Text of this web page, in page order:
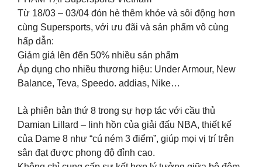
Từ 18/03 – 03/04 đón hè thêm khỏe và sôi động hơn
cùng Supersports, với ưu đãi và sản phẩm vô cùng
hấp dẫn:
Giảm giá lên đến 50% nhiều sản phẩm
Áp dụng cho nhiều thương hiệu: Under Armour, New
Balance, Teva, Speedo. addias, Nike…
Là phiên bản thứ 8 trong sự hợp tác với cầu thủ
Damian Lillard – linh hồn của giải đấu NBA, thiết kế
của Dame 8 như “cú ném 3 điểm”, giúp mọi vị trí trên
sân đạt được phong độ đỉnh cao.